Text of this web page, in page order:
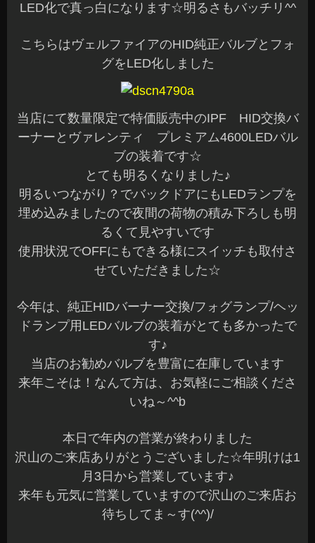
LED化で真っ白になります☆明るさもバッチリ^^
こちらはヴェルファイアのHID純正バルブとフォ
グをLED化しました
当店にて数量限定で特価販売中のIPF HID交換バ
ーナーとヴァレンティ プレミアム4600LEDバル
ブの装着です☆
とても明るくなりました♪
明るいつながり？でバックドアにもLEDランプを
埋め込みましたので夜間の荷物の積み下ろしも明
るくて見やすいです
使用状況でOFFにもできる様にスイッチも取付さ
せていただきました☆
今年は、純正HIDバーナー交換/フォグランプ/ヘッ
ドランプ用LEDバルブの装着がとても多かったで
す♪
当店のお勧めバルブを豊富に在庫しています
来年こそは！なんて方は、お気軽にご相談くださ
いね～^^b
本日で年内の営業が終わりました
沢山のご来店ありがとうございました☆年明けは1
月3日から営業しています♪
来年も元気に営業していますので沢山のご来店お
待ちしてま～す(^^)/